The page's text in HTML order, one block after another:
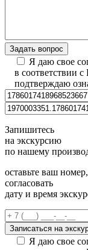
Я даю свое
в соответствии
подтверждаю
Запишитесь
на экскурсию
по нашему
оставьте ваш
согласовать
дату и время
Я даю свое